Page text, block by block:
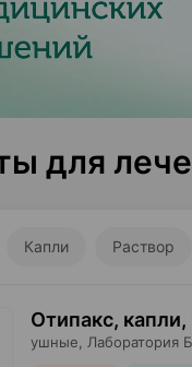
для
Капли Раствор
Отипакс, капли,
ушные, Лаборатория